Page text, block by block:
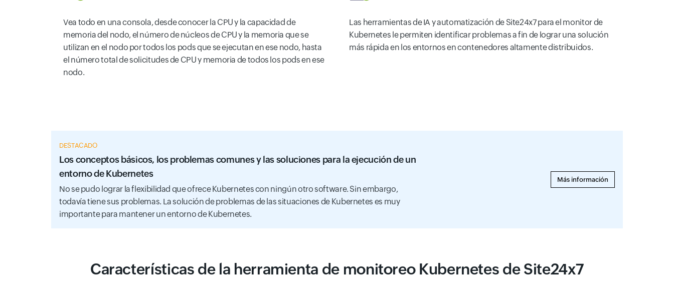
Vea todo en una consola, desde conocer la CPU y la capacidad de
memoria del nodo, el número de núcleos de CPU y la memoria que se
utilizan en el nodo por todos los pods que se ejecutan en ese nodo, hasta
el número total de solicitudes de CPU y memoria de todos los pods en ese
nodo.
Las herramientas de IA y automatización de Site24x7 para el monitor de
Kubernetes le permiten identificar problemas a fin de lograr una solución
más rápida en los entornos en contenedores altamente distribuidos.
DESTACADO
Los conceptos básicos, los problemas comunes y las soluciones para la ejecución de un
entorno de Kubernetes
No se pudo lograr la flexibilidad que ofrece Kubernetes con ningún otro software. Sin embargo,
todavía tiene sus problemas. La solución de problemas de las situaciones de Kubernetes es muy
importante para mantener un entorno de Kubernetes.
Más información
Características de la herramienta de monitoreo Kubernetes de Site24x7